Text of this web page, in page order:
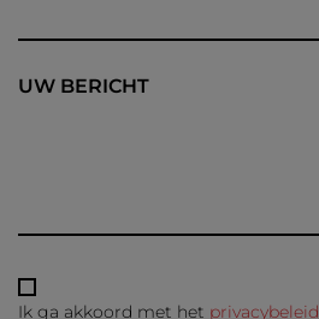
UW BERICHT
Ik ga akkoord met het privacybeleid